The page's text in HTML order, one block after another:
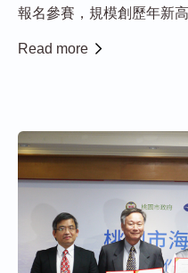
報名參賽，規模創歷年新
的創業家。 此次競賽分為「創新式新創團隊」、「主題式
Read more